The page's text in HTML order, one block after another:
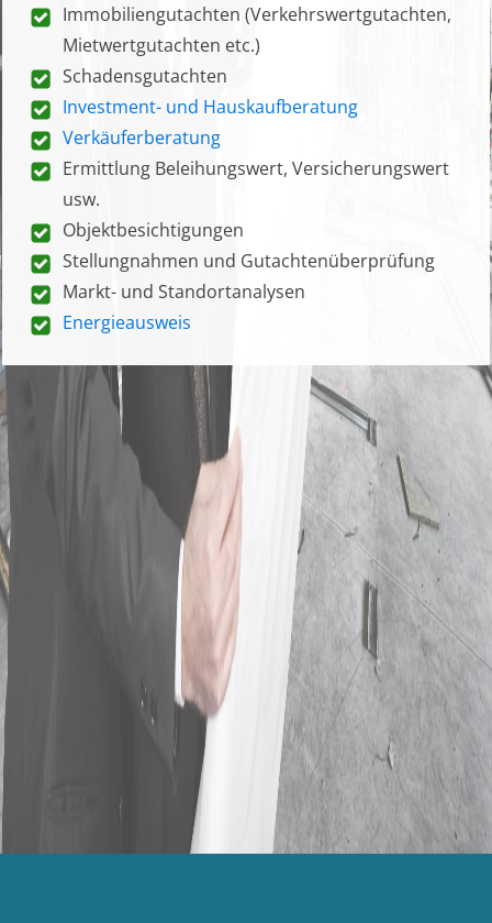
Immobiliengutachten (Verkehrswertgutachten,
Mietwertgutachten etc.)
Schadensgutachten
Investment- und Hauskaufberatung
Verkäuferberatung
Ermittlung Beleihungswert, Versicherungswert
usw.
Objektbesichtigungen
Stellungnahmen und Gutachtenüberprüfung
Markt- und Standortanalysen
Energieausweis